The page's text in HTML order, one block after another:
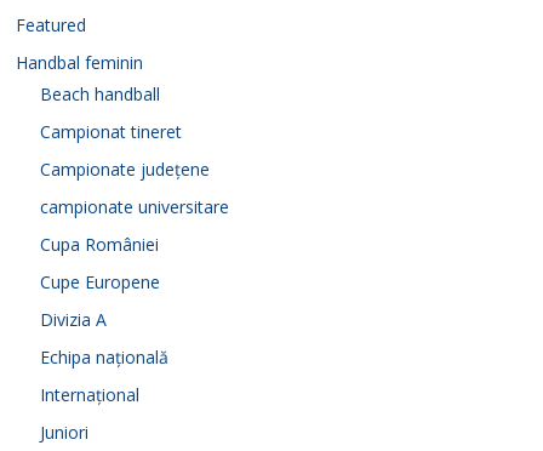
Featured
Handbal feminin
Beach handball
Campionat tineret
Campionate județene
campionate universitare
Cupa României
Cupe Europene
Divizia A
Echipa națională
Internațional
Juniori